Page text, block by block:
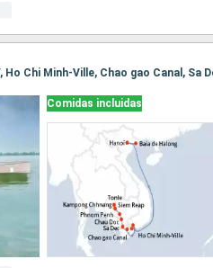
Comidas incluidas